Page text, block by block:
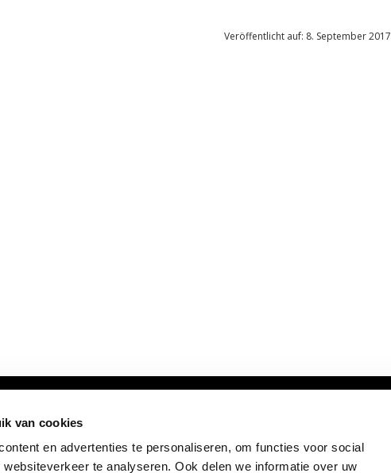
van cookies
en advertenties te personaliseren, om functies voor social
te analyseren. Ook delen we informatie over uw
Veröffentlicht auf: 8. September 2017